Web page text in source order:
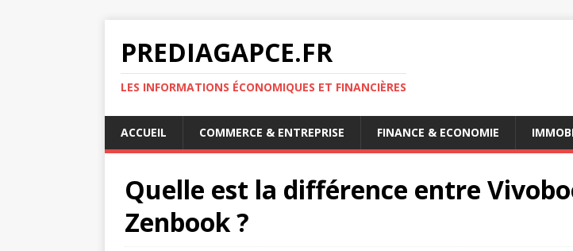
PREDIAGAPCE.FR
LES INFORMATIONS ÉCONOMIQUES ET FINANCIÈRES
ACCUEIL COMMERCE & ENTREPRISE FINANCE & ECONOMIE
Quelle est la différence entre
Zenbook ?